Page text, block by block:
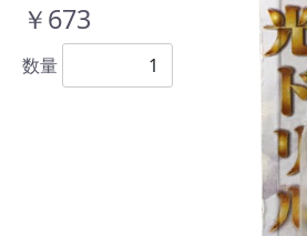
￥673
数量